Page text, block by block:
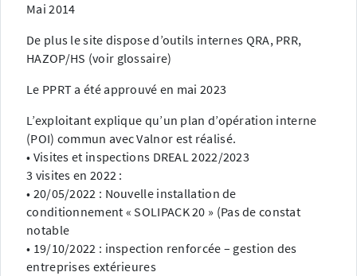
Mai 2014
De plus le site dispose d’outils internes QRA, PRR,
HAZOP/HS (voir glossaire)
Le PPRT a été approuvé en mai 2023
L’exploitant explique qu’un plan d’opération interne
(POI) commun avec Valnor est réalisé.
• Visites et inspections DREAL 2022/2023
3 visites en 2022 :
• 20/05/2022 : Nouvelle installation de
conditionnement « SOLIPACK 20 » (Pas de constat
notable
• 19/10/2022 : inspection renforcée – gestion des
entreprises extérieures